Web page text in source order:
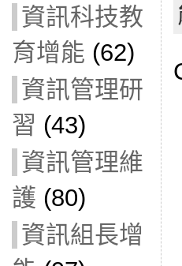
資訊科技教
育增能 (62)
資訊管理研
習 (43)
資訊管理維
護 (80)
資訊組長增